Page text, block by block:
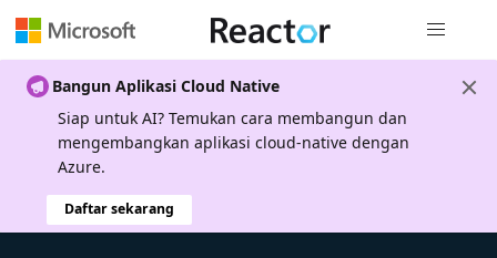
Bangun Aplikasi Cloud Native
Siap untuk AI? Temukan cara membangun dan
mengembangkan aplikasi cloud-native dengan
Azure.
Daftar sekarang